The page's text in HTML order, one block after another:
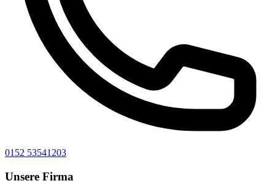
0152 53541203
Unsere Firma